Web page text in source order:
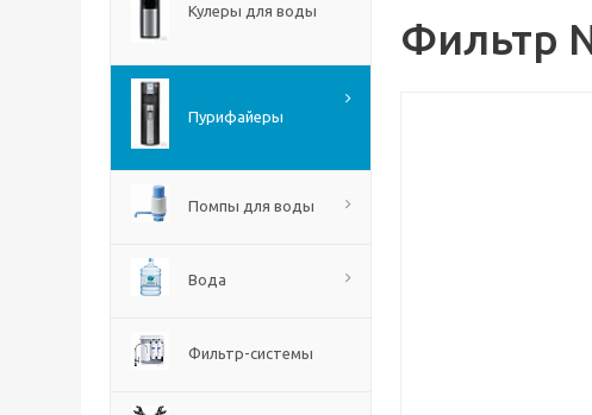
Кулеры для воды
Пурифайеры
Помпы для воды
Вода
Фильтр-системы
Фильтр